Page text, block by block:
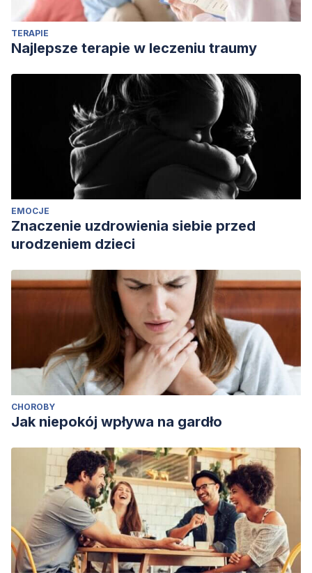
TERAPIE
Najlepsze terapie w leczeniu traumy
EMOCJE
Znaczenie uzdrowienia siebie przed
urodzeniem dzieci
CHOROBY
Jak niepokój wpływa na gardło